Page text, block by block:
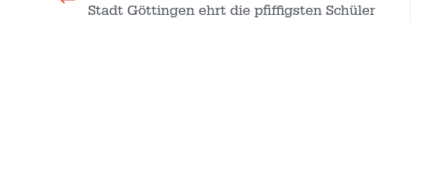
Stadt Göttingen ehrt die pfiffigsten Schüler